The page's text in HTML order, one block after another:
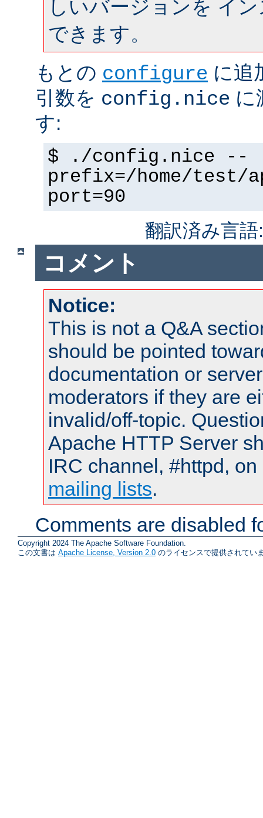
しいバージョンを イ
できます。
もとの configure に追
引数を config.nice に
す:
$ ./config.nice --
prefix=/home/test/
port=90
翻訳済み言
コメント
Notice:
This is not a Q&A
should be pointed
documentation or
moderators if they are
invalid/off-topic.
Apache HTTP Server
IRC channel, #httpd,
mailing lists.
Comments are disabled
Copyright 2024 The Apache Software Foundation.
この文書は Apache License, Version 2.0 のライセンスで提供されてい